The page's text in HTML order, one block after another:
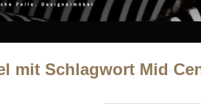
mit Schlagwort Mid